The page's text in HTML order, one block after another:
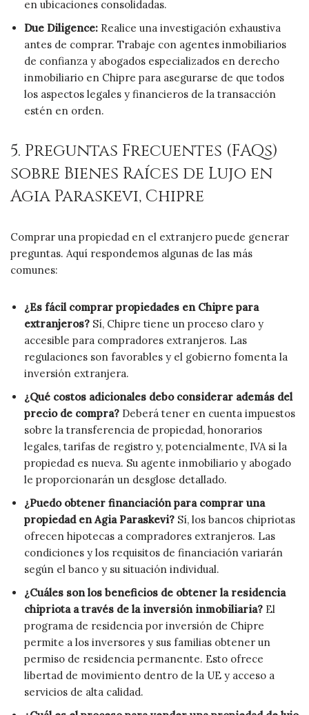
en ubicaciones consolidadas.
Due Diligence: Realice una investigación exhaustiva
antes de comprar. Trabaje con agentes inmobiliarios
de confianza y abogados especializados en derecho
inmobiliario en Chipre para asegurarse de que todos
los aspectos legales y financieros de la transacción
estén en orden.
5. Preguntas Frecuentes (FAQs)
sobre Bienes Raíces de Lujo en
Agia Paraskevi, Chipre
Comprar una propiedad en el extranjero puede generar
preguntas. Aquí respondemos algunas de las más
comunes:
¿Es fácil comprar propiedades en Chipre para
extranjeros? Sí, Chipre tiene un proceso claro y
accesible para compradores extranjeros. Las
regulaciones son favorables y el gobierno fomenta la
inversión extranjera.
¿Qué costos adicionales debo considerar además del
precio de compra? Deberá tener en cuenta impuestos
sobre la transferencia de propiedad, honorarios
legales, tarifas de registro y, potencialmente, IVA si la
propiedad es nueva. Su agente inmobiliario y abogado
le proporcionarán un desglose detallado.
¿Puedo obtener financiación para comprar una
propiedad en Agia Paraskevi? Sí, los bancos chipriotas
ofrecen hipotecas a compradores extranjeros. Las
condiciones y los requisitos de financiación variarán
según el banco y su situación individual.
¿Cuáles son los beneficios de obtener la residencia
chipriota a través de la inversión inmobiliaria? El
programa de residencia por inversión de Chipre
permite a los inversores y sus familias obtener un
permiso de residencia permanente. Esto ofrece
libertad de movimiento dentro de la UE y acceso a
servicios de alta calidad.